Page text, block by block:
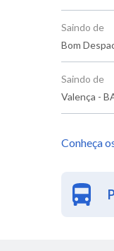
Saindo de
Bom
Saindo de
Valença -
Conheça